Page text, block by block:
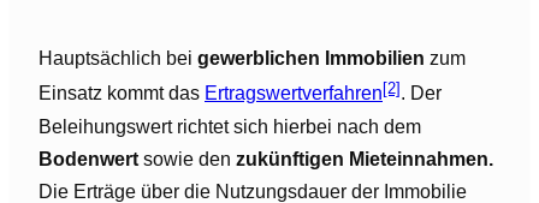
Hauptsächlich bei gewerblichen Immobilien zum
Einsatz kommt das Ertragswertverfahren[2]. Der
Beleihungswert richtet sich hierbei nach dem
Bodenwert sowie den zukünftigen Mieteinnahmen.
Die Erträge über die Nutzungsdauer der Immobilie